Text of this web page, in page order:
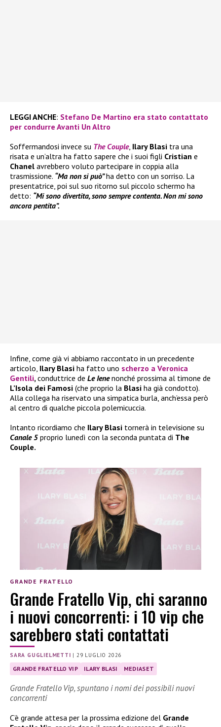
LEGGI ANCHE: Stefano De Martino era stato contattato
per condurre Avanti Un Altro
Soffermandosi invece su The Couple, Ilary Blasi tra una
risata e un’altra ha fatto sapere che i suoi figli Cristian e
Chanel avrebbero voluto partecipare in coppia alla
trasmissione. “Ma non si può”ha detto con un sorriso. La
presentatrice, poi sul suo ritorno sul piccolo schermo ha
detto: “Mi sono divertita, sono sempre contenta. Non mi sono
ancora pentita”.
Infine, come già vi abbiamo raccontato in un precedente
articolo, Ilary Blasi ha fatto uno scherzo a Veronica
Gentili,conduttrice de Le Ienenonché prossima al timone de
L’Isola dei Famosi (che proprio la Blasi ha già condotto).
Alla collega ha riservato una simpatica burla, anch’essa però
al centro di qualche piccola polemicuccia.
Intanto ricordiamo che Ilary Blasi tornerà in televisione su
Canale 5 proprio lunedì con la seconda puntata di The
Couple.
GRANDE FRATELLO
Grande Fratello Vip, chi saranno
i nuovi concorrenti: i 10 vip che
sarebbero stati contattati
SARA GUGLIELMETTI | 29 LUGLIO 2026
GRANDE FRATELLO VIP ILARY BLASI MEDIASET
Grande Fratello Vip, spuntano i nomi dei possibili nuovi
concorrenti
C’è grande attesa per la prossima edizione del Grande